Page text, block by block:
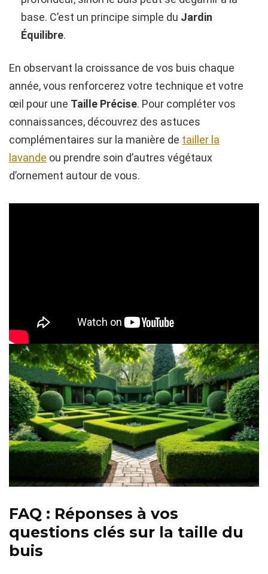
base. C’est un principe simple du Jardin
Équilibre.
En observant la croissance de vos buis chaque
année, vous renforcerez votre technique et votre
œil pour une Taille Précise. Pour compléter vos
connaissances, découvrez des astuces
complémentaires sur la manière de tailler la
lavande ou prendre soin d’autres végétaux
d’ornement autour de vous.
FAQ : Réponses à vos
questions clés sur la taille du
buis